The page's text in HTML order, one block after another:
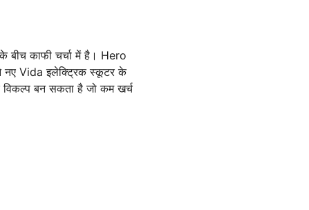
बीच काफी चर्चा में है। Hero
नए Vida इलेक्ट्रिक स्कूटर के
विकल्प बन सकता है जो कम खर्च